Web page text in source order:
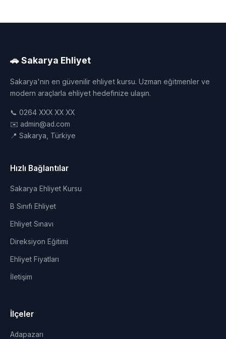
🚗 Sakarya Ehliyet
Sakarya'nın en güvenilir ehliyet kursu. Uzman eğitmenler ve
modern araçlarla ehliyet hedefinize ulaşın.
📞 0264 XXX XX XX
✉️ admin@ad.com
📍 Sakarya, Türkiye
Hızlı Bağlantılar
Sakarya Ehliyet Kursu
B Sınıfı Ehliyet
Ehliyet Sınavı
Direksiyon Eğitimi
Ehliyet Fiyatları
İletişim
İlçeler
Adapazarı